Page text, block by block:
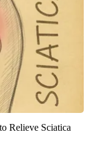
Relieve Sciatica